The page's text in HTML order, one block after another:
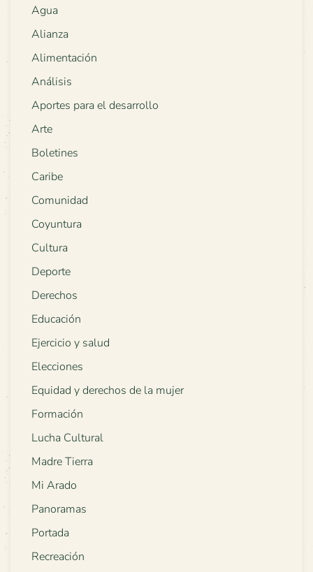
Agua
Alianza
Alimentación
Análisis
Aportes para el desarrollo
Arte
Boletines
Caribe
Comunidad
Coyuntura
Cultura
Deporte
Derechos
Educación
Ejercicio y salud
Elecciones
Equidad y derechos de la mujer
Formación
Lucha Cultural
Madre Tierra
Mi Arado
Panoramas
Portada
Recreación